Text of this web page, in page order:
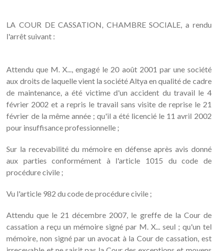
LA COUR DE CASSATION, CHAMBRE SOCIALE, a rendu
l'arrêt suivant :
Attendu que M. X..., engagé le 20 août 2001 par une société
aux droits de laquelle vient la société Altya en qualité de cadre
de maintenance, a été victime d'un accident du travail le 4
février 2002 et a repris le travail sans visite de reprise le 21
février de la même année ; qu'il a été licencié le 11 avril 2002
pour insuffisance professionnelle ;
Sur la recevabilité du mémoire en défense après avis donné
aux parties conformément à l'article 1015 du code de
procédure civile ;
Vu l'article 982 du code de procédure civile ;
Attendu que le 21 décembre 2007, le greffe de la Cour de
cassation a reçu un mémoire signé par M. X... seul ; qu'un tel
mémoire, non signé par un avocat à la Cour de cassation, est